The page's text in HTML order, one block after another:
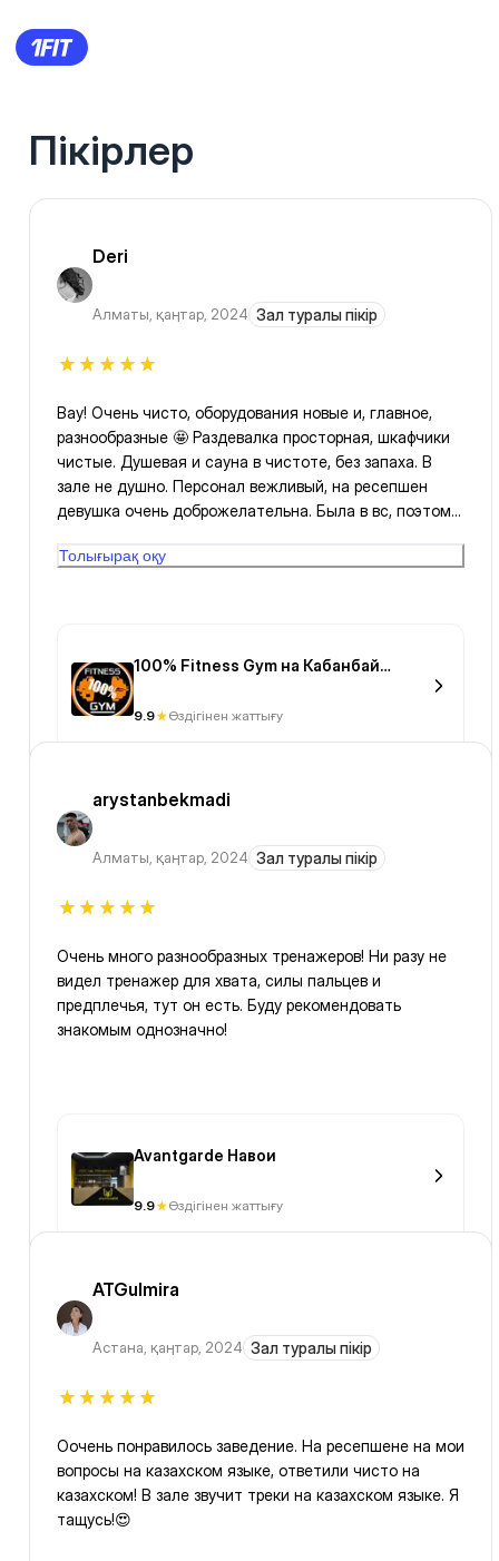
Пікірлер
Deri
Алматы, қаңтар, 2024 Зал туралы пікір
Вау! Очень чисто, оборудования новые и, главное,
разнообразные 🤩 Раздевалка просторная, шкафчики
чистые. Душевая и сауна в чистоте, без запаха. В
зале не душно. Персонал вежливый, на ресепшен
девушка очень доброжелательна. Была в вс, поэтому
Спасибо!
Толығырақ оқу
100% Fitness Gym на Кабанбай
9.9 Өздігінен жаттығу
arystanbekmadi
Алматы, қаңтар, 2024 Зал туралы пікір
Очень много разнообразных тренажеров! Ни разу не
видел тренажер для хвата, силы пальцев и
предплечья, тут он есть. Буду рекомендовать
знакомым однозначно!
Avantgarde Навои
9.9 Өздігінен жаттығу
ATGulmira
Астана, қаңтар, 2024 Зал туралы пікір
Оочень понравилось заведение. На ресепшене на мои
вопросы на казахском языке, ответили чисто на
казахском! В зале звучит треки на казахском языке. Я
тащусь!😍